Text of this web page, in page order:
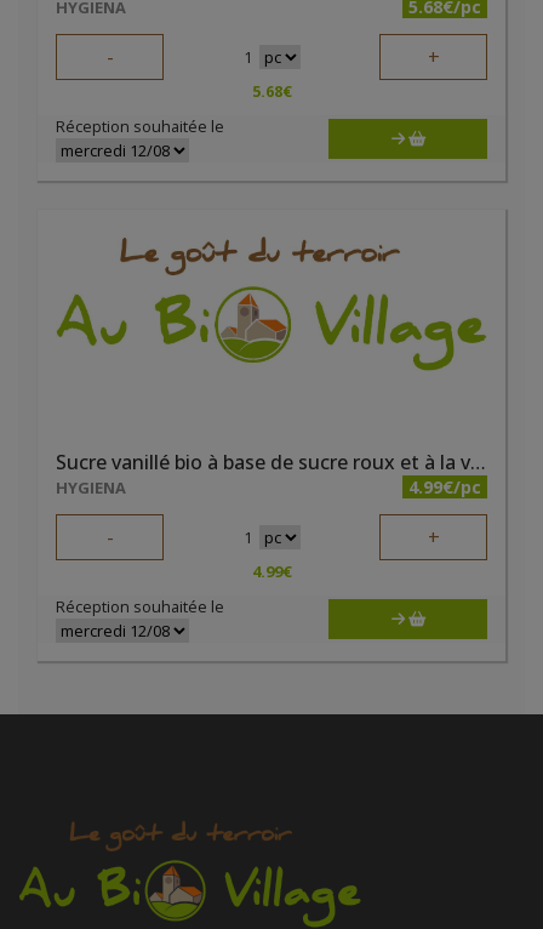
HYGIENA 5.68€/pc
- 1 +
5.68€
Réception souhaitée le
Sucre vanillé bio à base de sucre roux et à la véritable vanille bourbon 5x8g
HYGIENA 4.99€/pc
- 1 +
4.99€
Réception souhaitée le